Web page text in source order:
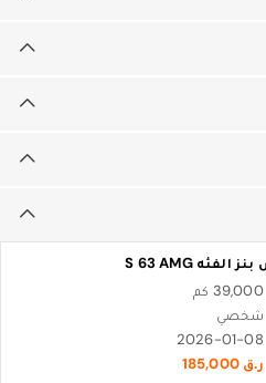
39,000 كم
شخصي
2026-01-08
ر.ق 185,000